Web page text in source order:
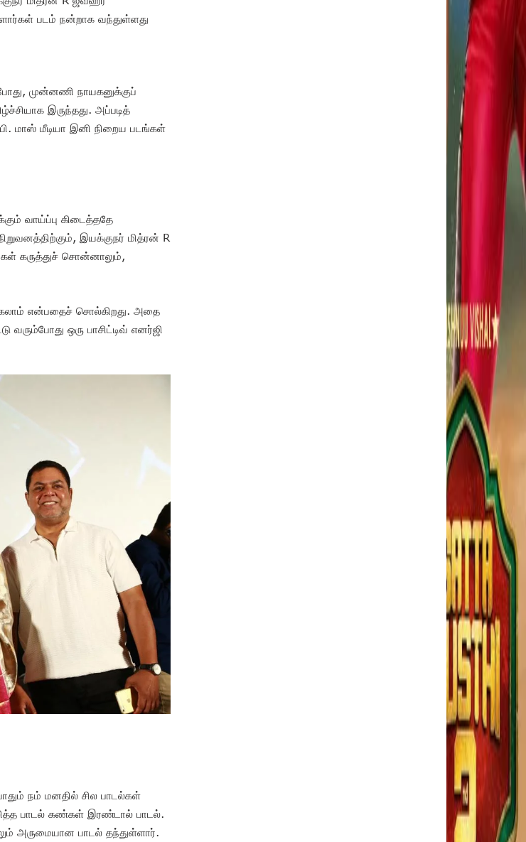
படம் நன்றாக வந்துள்ளது
முன்னணி நாயகனுக்குப்
இருந்தது. அப்படித்
மாஸ் மீடியா இனி நிறைய படங்கள்
வாய்ப்பு கிடைத்ததே
இயக்குநர் மித்ரன் R
கருத்துச் சொன்னாலும்,
என்பதைச் சொல்கிறது. அதை
ஒரு பாசிட்டிவ் எனர்ஜி
நம் மனதில் சில பாடல்கள்
பாடல் கண்கள் இரண்டால் பாடல்.
அருமையான பாடல் தந்துள்ளார்.